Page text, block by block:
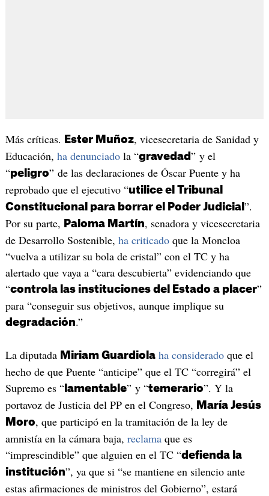
Más críticas. Ester Muñoz, vicesecretaria de Sanidad y
Educación, ha denunciadola “gravedad ” y el
“peligro” de las declaraciones de Óscar Puente y ha
reprobado que el ejecutivo “utilice el Tribunal
Constitucional para borrar el Poder Judicial ”.
Por su parte, Paloma Martín, senadora y vicesecretaria
de Desarrollo Sostenible, ha criticadoque la Moncloa
“vuelva a utilizar su bola de cristal” con el TC y ha
alertado que vaya a “cara descubierta” evidenciando que
“controla las instituciones del Estado a placer”
para “conseguir sus objetivos, aunque implique su
degradación.”
La diputada Miriam Guardiola ha consideradoque el
hecho de que Puente “anticipe” que el TC “corregirá” el
Supremo es “lamentable” y “temerario”. Y la
portavoz de Justicia del PP en el Congreso, María Jesús
Moro, que participó en la tramitación de la ley de
amnistía en la cámara baja, reclamaque es
“imprescindible” que alguien en el TC “defienda la
institución”, ya que si “se mantiene en silencio ante
estas afirmaciones de ministros del Gobierno”, estará